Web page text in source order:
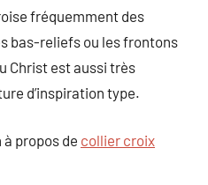
fréquemment des
bas-reliefs ou les frontons
Christ est aussi très
d’inspiration type.
propos de collier croix